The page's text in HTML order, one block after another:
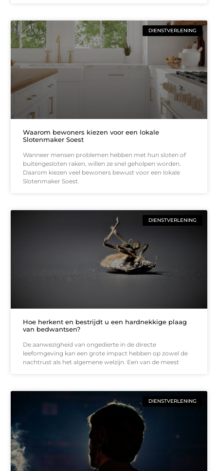
DIENSTVERLENING
Waarom bewoners kiezen voor een lokale
Slotenmaker Soest
Wanneer mensen problemen hebben met hun sloten of
buitengesloten raken, willen ze snel geholpen worden.
Daarom kiezen veel bewoners bewust voor een lokale
Slotenmaker Soest.
DIENSTVERLENING
Hoe herkent en bestrijdt u een hardnekkige plaag
van bedwantsen?
De aanwezigheid van ongedierte in de directe
leefomgeving kan een grote impact hebben op zowel de
nachtrust als het algemene welzijn. Een van de meest
DIENSTVERLENING